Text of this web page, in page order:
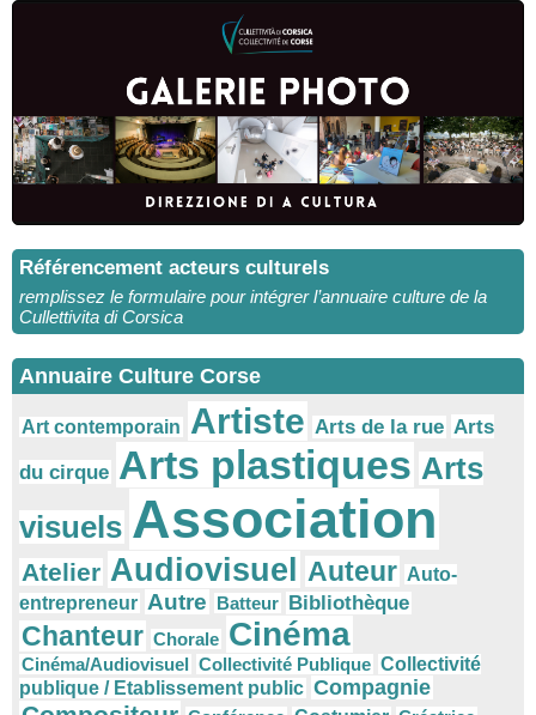
Référencement acteurs culturels
remplissez le formulaire pour intégrer l’annuaire culture de la
Cullettivita di Corsica
Annuaire Culture Corse
Art contemporain Artiste Arts de la rue Arts
du cirque Arts plastiques Arts
visuels Association
Atelier Audiovisuel Auteur Auto-
entrepreneur Autre Batteur Bibliothèque
Chanteur Chorale Cinéma
Cinéma/Audiovisuel Collectivité Publique Collectivité
publique / Etablissement public Compagnie